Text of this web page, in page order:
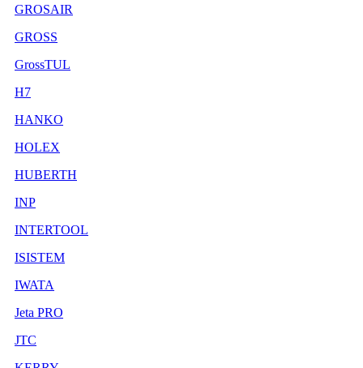
GROSAIR
GROSS
GrossTUL
H7
HANKO
HOLEX
HUBERTH
INP
INTERTOOL
ISISTEM
IWATA
Jeta PRO
JTC